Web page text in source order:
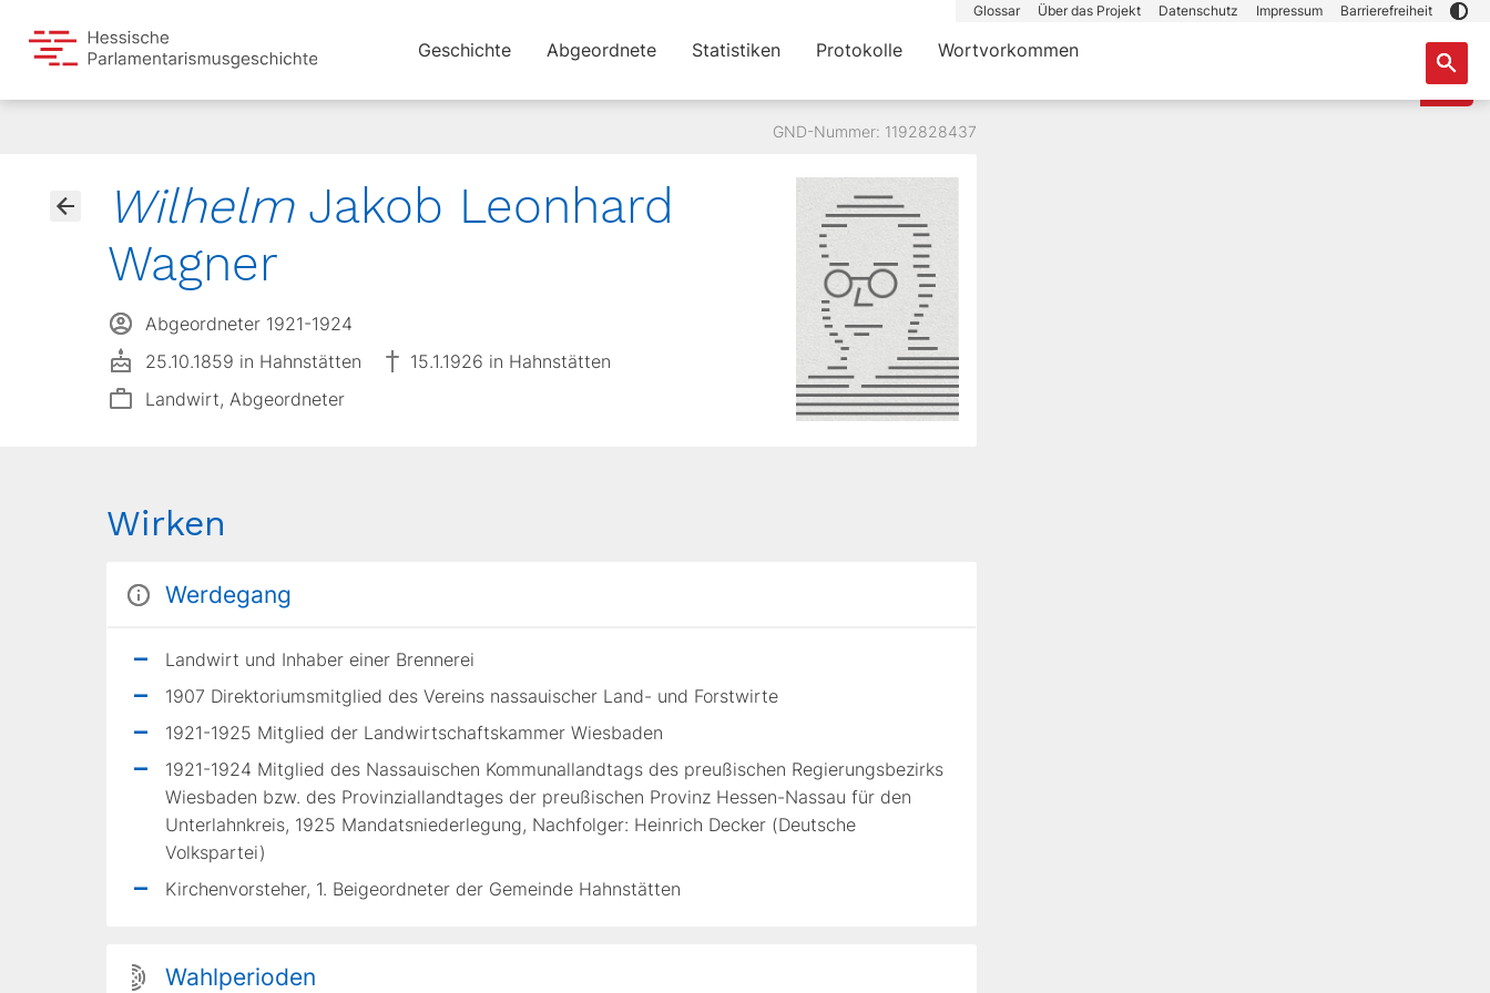
Glossar Über das Projekt Datenschutz Impressum Barrierefreiheit
Geschichte Abgeordnete Statistiken Protokolle Wortvorkommen
GND-Nummer: 1192828437
WilhelmJakob Leonhard
Wagner
Abgeordneter 1921-1924
25.10.1859 in Hahnstätten
15.1.1926 in Hahnstätten
Landwirt, Abgeordneter
Wirken
Werdegang
Landwirt und Inhaber einer Brennerei
1907 Direktoriumsmitglied des Vereins nassauischer Land- und Forstwirte
1921-1925 Mitglied der Landwirtschaftskammer Wiesbaden
1921-1924 Mitglied des Nassauischen Kommunallandtags des preußischen Regierungsbezirks
Wiesbaden bzw. des Provinziallandtages der preußischen Provinz Hessen-Nassau für den
Unterlahnkreis, 1925 Mandatsniederlegung, Nachfolger: Heinrich Decker (Deutsche
Volkspartei)
Kirchenvorsteher, 1. Beigeordneter der Gemeinde Hahnstätten
Wahlperioden